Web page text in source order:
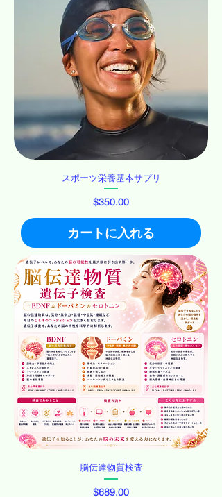
スポーツ栄養基本サプリ
価格
$350.00
カートに入れる
脳伝達物質検査
価格
$689.00